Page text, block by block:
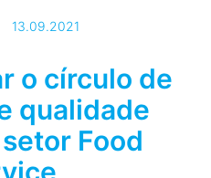
13.09.2021
o círculo de
qualidade
Food